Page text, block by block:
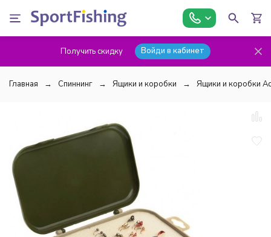
Получить скидку Войди в кабинет
Главная Спиннинг Ящики и коробки Ящики и коробки